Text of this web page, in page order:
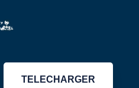
TELECHARGER